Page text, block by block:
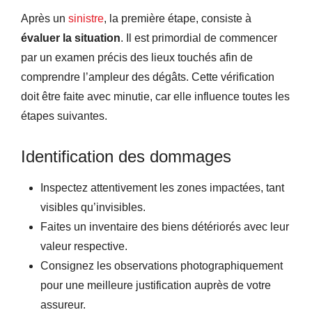
Après un sinistre, la première étape, consiste à
évaluer la situation. Il est primordial de commencer
par un examen précis des lieux touchés afin de
comprendre l’ampleur des dégâts. Cette vérification
doit être faite avec minutie, car elle influence toutes les
étapes suivantes.
Identification des dommages
Inspectez attentivement les zones impactées, tant
visibles qu’invisibles.
Faites un inventaire des biens détériorés avec leur
valeur respective.
Consignez les observations photographiquement
pour une meilleure justification auprès de votre
assureur.